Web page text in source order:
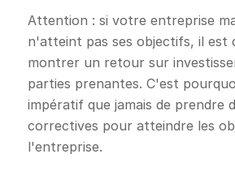
Attention : si votre entreprise
n'atteint pas ses objectifs, il est
montrer un retour sur
parties prenantes. C'est
impératif que jamais de prendre
correctives pour atteindre les
l'entreprise.